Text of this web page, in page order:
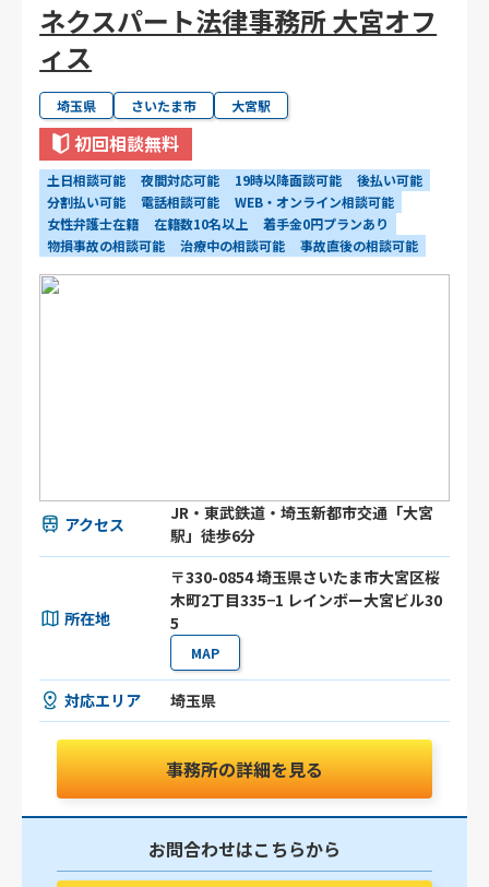
ネクスパート法律事務所 大宮オフ
ィス
埼玉県 さいたま市 大宮駅
初回相談無料
土日相談可能 夜間対応可能 19時以降面談可能
後払い可能
分割払い可能
電話相談可能
WEB・オンライン相談可能
女性弁護士在籍
在籍数10名以上
着手金0円プランあり
物損事故の相談可能
治療中の相談可能 事故直後の相談可能
アクセス
JR・東武鉄道・埼玉新都市交通「大宮
駅」徒歩6分
所在地
〒330-0854 埼玉県さいたま市大宮区桜
木町2丁目335−1 レインボー大宮ビル30
5
MAP
対応エリア 埼玉県
事務所の詳細を見る
お問合わせはこちらから